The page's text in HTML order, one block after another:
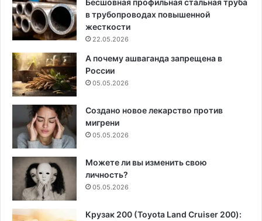
Бесшовная профильная стальная труба
в трубопроводах повышенной
жесткости
22.05.2026
А почему ашваганда запрещена в
России
05.05.2026
Создано новое лекарство против
мигрени
05.05.2026
Можете ли вы изменить свою
личность?
05.05.2026
Крузак 200 (Toyota Land Cruiser 200):